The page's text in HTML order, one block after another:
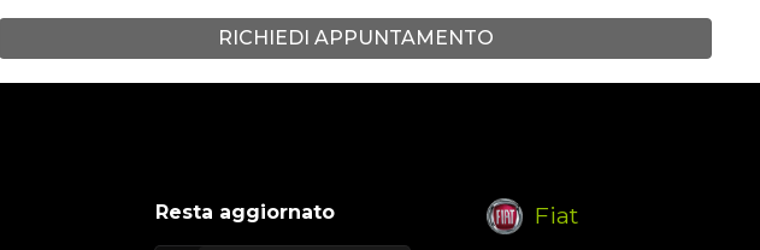
RICHIEDI APPUNTAMENTO
Resta aggiornato Fiat